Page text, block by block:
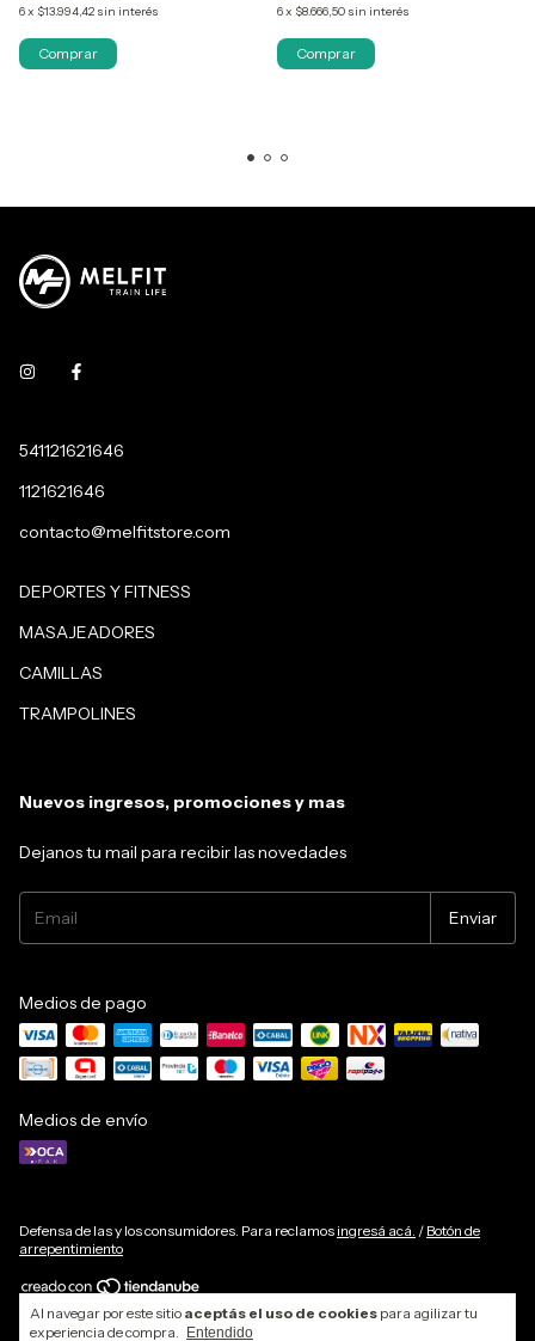
Al navegar por este sitio aceptás el uso de cookies para agilizar tu
experiencia de compra.
Entendido
6x $13.994,42 sin interés 6x $8.666,50 sin interés
541121621646
1121621646
contacto@melfitstore.com
DEPORTES Y FITNESS
MASAJEADORES
CAMILLAS
TRAMPOLINES
Nuevos ingresos, promociones y mas
Dejanos tu mail para recibir las novedades
Medios de pago
Medios de envío
Defensa de las y los consumidores. Para reclamos ingresá acá. / Botón de
arrepentimiento
Copyright MELFIT TRAIN LIFE - 2026. Todos los derechos reservados.